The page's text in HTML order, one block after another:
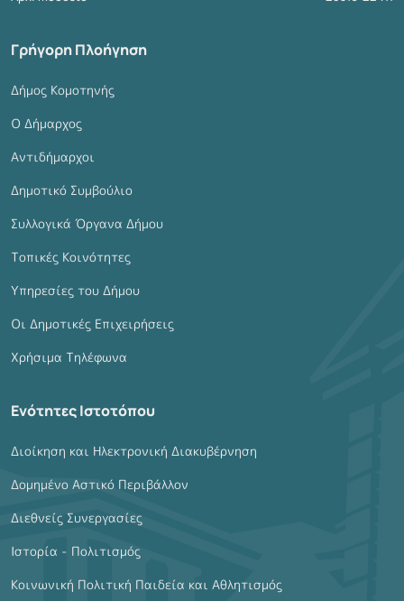
Γρήγορη Πλοήγηση
Δήμος Κομοτηνής
Ο Δήμαρχος
Αντιδήμαρχοι
Δημοτικό Συμβούλιο
Συλλογικά Όργανα Δήμου
Τοπικές Κοινότητες
Υπηρεσίες του Δήμου
Οι Δημοτικές Επιχειρήσεις
Χρήσιμα Τηλέφωνα
Ενότητες Ιστοτόπου
Διοίκηση και Ηλεκτρονική Διακυβέρνηση
Δομημένο Αστικό Περιβάλλον
Διεθνείς Συνεργασίες
Ιστορία - Πολιτισμός
Κοινωνική Πολιτική Παιδεία και Αθλητισμός